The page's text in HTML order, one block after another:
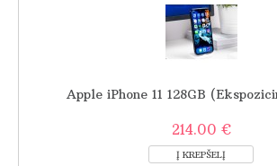
Apple iPhone 11 128GB
214.00 €